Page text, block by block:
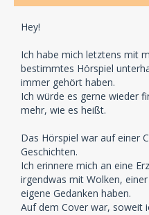
Hey!
Ich habe mich letztens mit
bestimmtes Hörspiel
immer gehört haben.
Ich würde es gerne wieder
mehr, wie es heißt.
Das Hörspiel war auf einer
Geschichten.
Ich erinnere mich an eine
irgendwas mit Wolken,
eigene Gedanken haben.
Auf dem Cover war, soweit